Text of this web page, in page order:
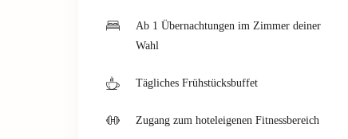
Ab 1 Übernachtungen im Zimmer deiner
Wahl
Tägliches Frühstücksbuffet
Zugang zum hoteleigenen Fitnessbereich